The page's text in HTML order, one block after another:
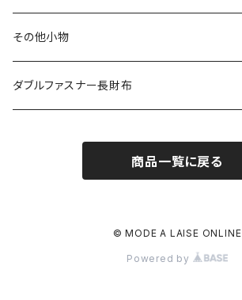
その他の革
エレファント
その他の革
リザード
エレファント
シャーク
リザード
オーストリッチ
シャーク
ダイヤモンドパイソン
オーストリッチ
クロコダイル
ダイヤモンドパイソン
その他小物
クロコダイル
オーストリッチ
ダブルファスナー長財布
商品一覧に戻る
© MODE A LAISE ONLINE
Powered by